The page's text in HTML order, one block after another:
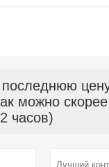
последнюю
можно
часов)